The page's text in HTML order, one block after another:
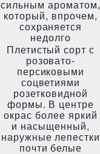
сильным ароматом,
который, впрочем,
сохраняется
недолго
Плетистый сорт с
розовато-
персиковыми
соцветиями
розетковидной
формы. В центре
окрас более яркий
и насыщенный,
наружные лепестки
почти белые